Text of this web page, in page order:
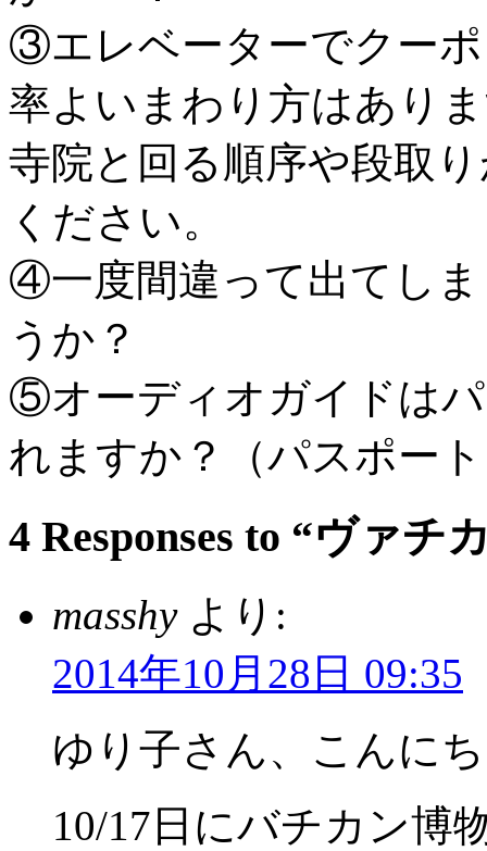
③エレベーターでクー
率よいまわり方はあり
寺院と回る順序や段取
ください。
④一度間違って出てし
うか？
⑤オーディオガイドは
れますか？（パスポー
4 Responses to “ヴァ
masshy より:
2014年10月28日 09:35
ゆり子さん、こんに
10/17日にバチカン博